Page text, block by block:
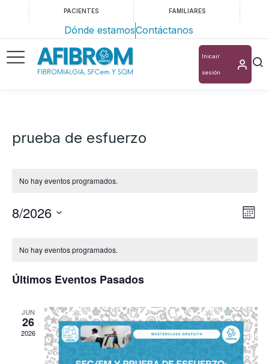
PACIENTES FAMILIARES
Dónde estamosContáctanos
Inicair
sesión
prueba de esfuerzo
No hay eventos programados.
Mes
8/2026
Calendario
Eventos
No hay eventos programados.
Últimos Eventos Pasados
JUN
26
2026